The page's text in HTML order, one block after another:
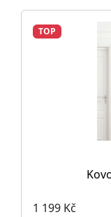
TOP
1 199 Kč